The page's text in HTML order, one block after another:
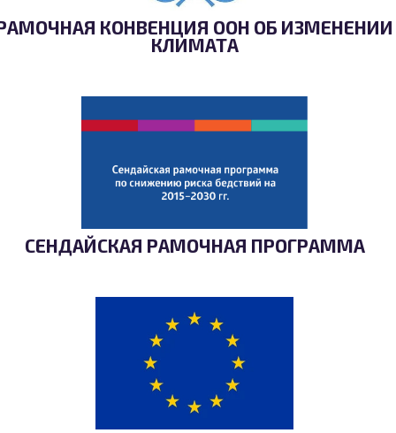
КОНВЕНЦИЯ ООН ОБ ИЗМЕНЕНИИ
КЛИМАТА
СЕНДАЙСКАЯ РАМОЧНАЯ ПРОГРАММА